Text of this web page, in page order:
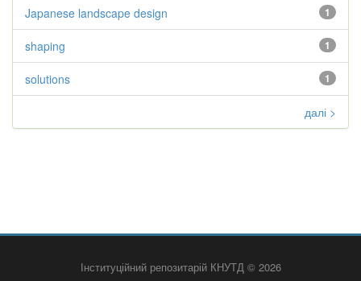
1
Japanese landscape design
1
shaping
1
solutions
далі >
Інституційний репозитарій КНУТД © 2026